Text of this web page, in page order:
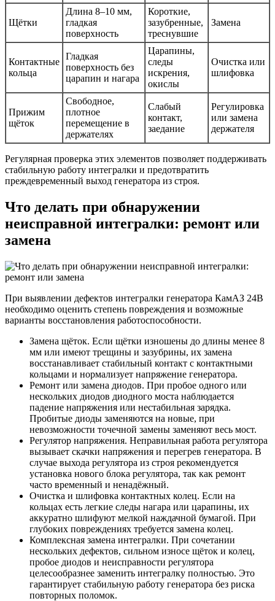
Щётки
Длина 8–10 мм,
гладкая
поверхность
Короткие,
зазубренные,
треснувшие
Замена
Контактные
кольца
Гладкая
поверхность без
царапин и нагара
Царапины,
следы
искрения,
окислы
Очистка или
шлифовка
Прижим
щёток
Свободное,
плотное
перемещение в
держателях
Слабый
контакт,
заедание
Регулировка
или замена
держателя
Регулярная проверка этих элементов позволяет поддерживать
стабильную работу интегралки и предотвратить
преждевременный выход генератора из строя.
Что делать при обнаружении
неисправной интегралки: ремонт или
замена
При выявлении дефектов интегралки генератора КамАЗ 24В
необходимо оценить степень повреждения и возможные
варианты восстановления работоспособности.
Замена щёток. Если щётки изношены до длины менее 8
мм или имеют трещины и зазубрины, их замена
восстанавливает стабильный контакт с контактными
кольцами и нормализует напряжение генератора.
Ремонт или замена диодов. При пробое одного или
нескольких диодов диодного моста наблюдается
падение напряжения или нестабильная зарядка.
Пробитые диоды заменяются на новые, при
невозможности точечной замены заменяют весь мост.
Регулятор напряжения. Неправильная работа регулятора
вызывает скачки напряжения и перегрев генератора. В
случае выхода регулятора из строя рекомендуется
установка нового блока регулятора, так как ремонт
часто временный и ненадёжный.
Очистка и шлифовка контактных колец. Если на
кольцах есть легкие следы нагара или царапины, их
аккуратно шлифуют мелкой наждачной бумагой. При
глубоких повреждениях требуется замена колец.
Комплексная замена интегралки. При сочетании
нескольких дефектов, сильном износе щёток и колец,
пробое диодов и неисправности регулятора
целесообразнее заменить интегралку полностью. Это
гарантирует стабильную работу генератора без риска
повторных поломок.